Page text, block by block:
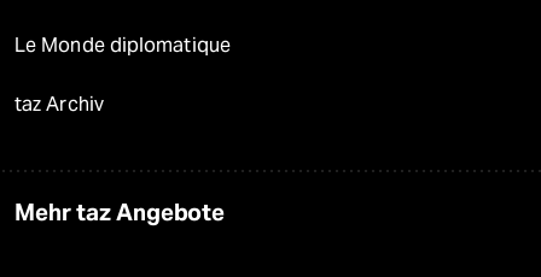
Le Monde diplomatique
taz Archiv
Mehr taz Angebote